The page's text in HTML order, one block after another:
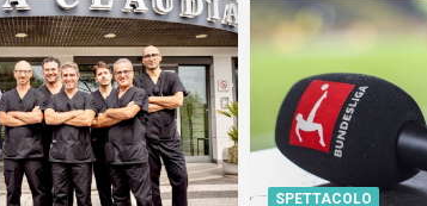
SPETTACOLO